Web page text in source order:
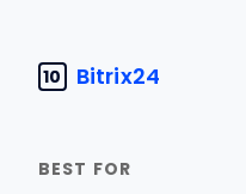
10 Bitrix24